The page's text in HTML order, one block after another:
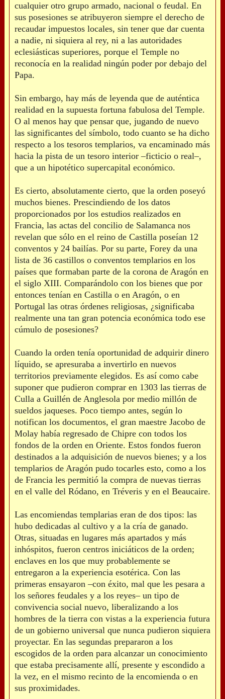
cualquier otro grupo armado, nacional o feudal. En
sus posesiones se atribuyeron siempre el derecho de
recaudar impuestos locales, sin tener que dar cuenta
a nadie, ni siquiera al rey, ni a las autoridades
eclesiásticas superiores, porque el Temple no
reconocía en la realidad ningún poder por debajo del
Papa.
Sin embargo, hay más de leyenda que de auténtica
realidad en la supuesta fortuna fabulosa del Temple.
O al menos hay que pensar que, jugando de nuevo
las significantes del símbolo, todo cuanto se ha dicho
respecto a los tesoros templarios, va encaminado más
hacia la pista de un tesoro interior –ficticio o real–,
que a un hipotético supercapital económico.
Es cierto, absolutamente cierto, que la orden poseyó
muchos bienes. Prescindiendo de los datos
proporcionados por los estudios realizados en
Francia, las actas del concilio de Salamanca nos
revelan que sólo en el reino de Castilla poseían 12
conventos y 24 bailías. Por su parte, Forey da una
lista de 36 castillos o conventos templarios en los
países que formaban parte de la corona de Aragón en
el siglo XIII. Comparándolo con los bienes que por
entonces tenían en Castilla o en Aragón, o en
Portugal las otras órdenes religiosas, ¿significaba
realmente una tan gran potencia económica todo ese
cúmulo de posesiones?
Cuando la orden tenía oportunidad de adquirir dinero
líquido, se apresuraba a invertirlo en nuevos
territorios previamente elegidos. Es así como cabe
suponer que pudieron comprar en 1303 las tierras de
Culla a Guillén de Anglesola por medio millón de
sueldos jaqueses. Poco tiempo antes, según lo
notifican los documentos, el gran maestre Jacobo de
Molay había regresado de Chipre con todos los
fondos de la orden en Oriente. Estos fondos fueron
destinados a la adquisición de nuevos bienes; y a los
templarios de Aragón pudo tocarles esto, como a los
de Francia les permitió la compra de nuevas tierras
en el valle del Ródano, en Tréveris y en el Beaucaire.
Las encomiendas templarias eran de dos tipos: las
hubo dedicadas al cultivo y a la cría de ganado.
Otras, situadas en lugares más apartados y más
inhóspitos, fueron centros iniciáticos de la orden;
enclaves en los que muy probablemente se
entregaron a la experiencia esotérica. Con las
primeras ensayaron –con éxito, mal que les pesara a
los señores feudales y a los reyes– un tipo de
convivencia social nuevo, liberalizando a los
hombres de la tierra con vistas a la experiencia futura
de un gobierno universal que nunca pudieron siquiera
proyectar. En las segundas prepararon a los
escogidos de la orden para alcanzar un conocimiento
que estaba precisamente allí, presente y escondido a
la vez, en el mismo recinto de la encomienda o en
sus proximidades.